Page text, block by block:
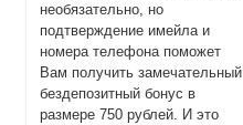
необязательно, но
подтверждение имейла и
номера телефона поможет
Вам получить замечательный
бездепозитный бонус в
размере 750 рублей. И это